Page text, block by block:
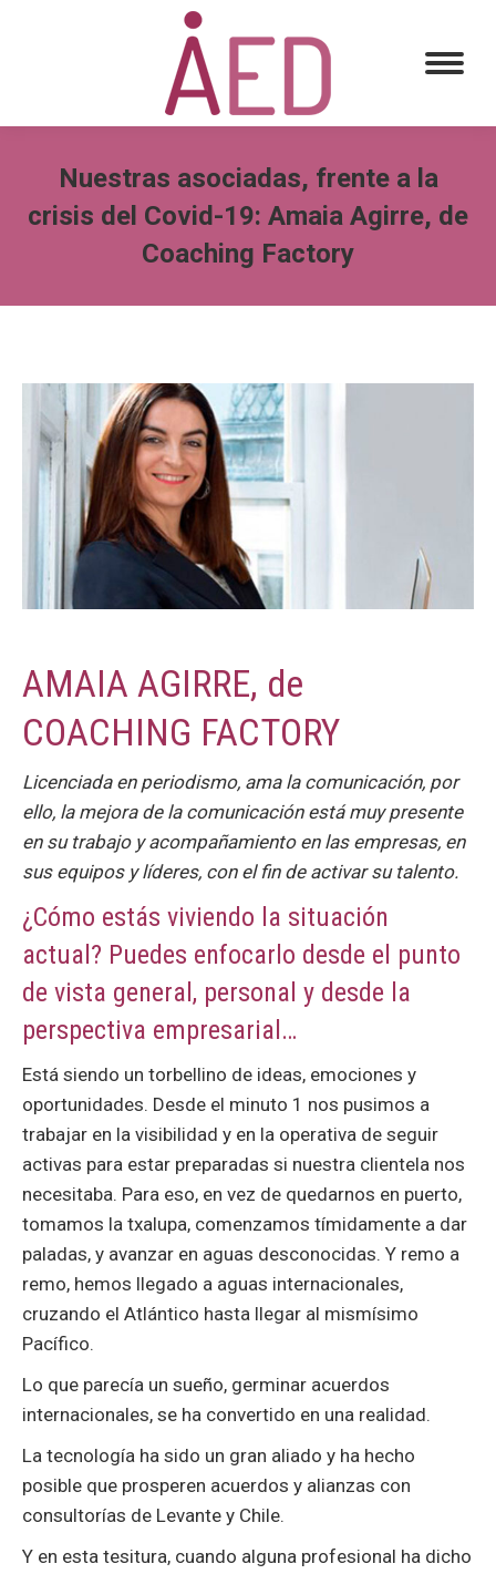
Nuestras asociadas, frente a la
crisis del Covid-19: Amaia Agirre, de
Coaching Factory
AMAIA AGIRRE, de
COACHING FACTORY
Licenciada en periodismo, ama la comunicación, por
ello, la mejora de la comunicación está muy presente
en su trabajo y acompañamiento en las empresas, en
sus equipos y líderes, con el fin de activar su talento.
¿Cómo estás viviendo la situación
actual? Puedes enfocarlo desde el punto
de vista general, personal y desde la
perspectiva empresarial…
Está siendo un torbellino de ideas, emociones y
oportunidades. Desde el minuto 1 nos pusimos a
trabajar en la visibilidad y en la operativa de seguir
activas para estar preparadas si nuestra clientela nos
necesitaba. Para eso, en vez de quedarnos en puerto,
tomamos la txalupa, comenzamos tímidamente a dar
paladas, y avanzar en aguas desconocidas. Y remo a
remo, hemos llegado a aguas internacionales,
cruzando el Atlántico hasta llegar al mismísimo
Pacífico.
Lo que parecía un sueño, germinar acuerdos
internacionales, se ha convertido en una realidad.
La tecnología ha sido un gran aliado y ha hecho
posible que prosperen acuerdos y alianzas con
consultorías de Levante y Chile.
Y en esta tesitura, cuando alguna profesional ha dicho